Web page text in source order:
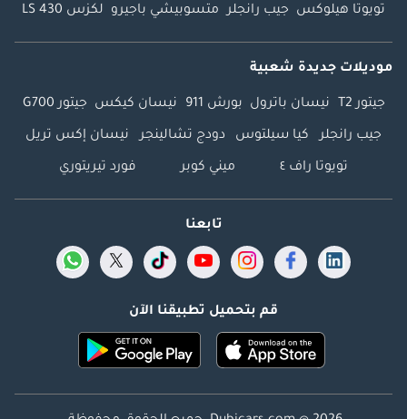
تويوتا هيلوكس جيب رانجلر متسوبيشي باجيرو لكزس LS 430
موديلات جديدة شعبية
جيتور T2 نيسان باترول بورش 911 نيسان كيكس جيتور G700
جيب رانجلر كيا سيلتوس دودج تشالينجر نيسان إكس تريل
تويوتا راف ٤ ميني كوبر فورد تيريتوري
تابعنا
قم بتحميل تطبيقنا الآن